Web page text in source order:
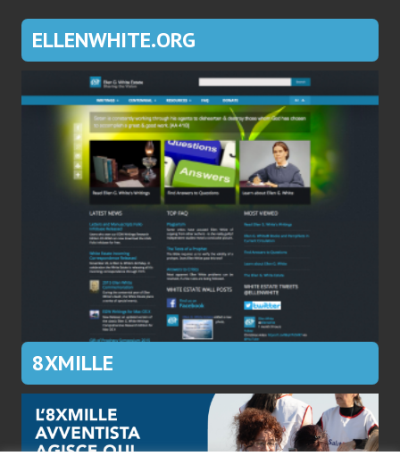
ELLENWHITE.ORG
8XMILLE